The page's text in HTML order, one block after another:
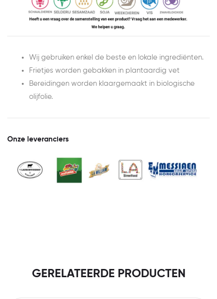
Wij gebruiken enkel de beste en lokale ingrediënten.
Frietjes worden gebakken in plantaardig vet
Bereidingen worden klaargemaakt in biologische
olijfolie.
Onze leveranciers
GERELATEERDE PRODUCTEN